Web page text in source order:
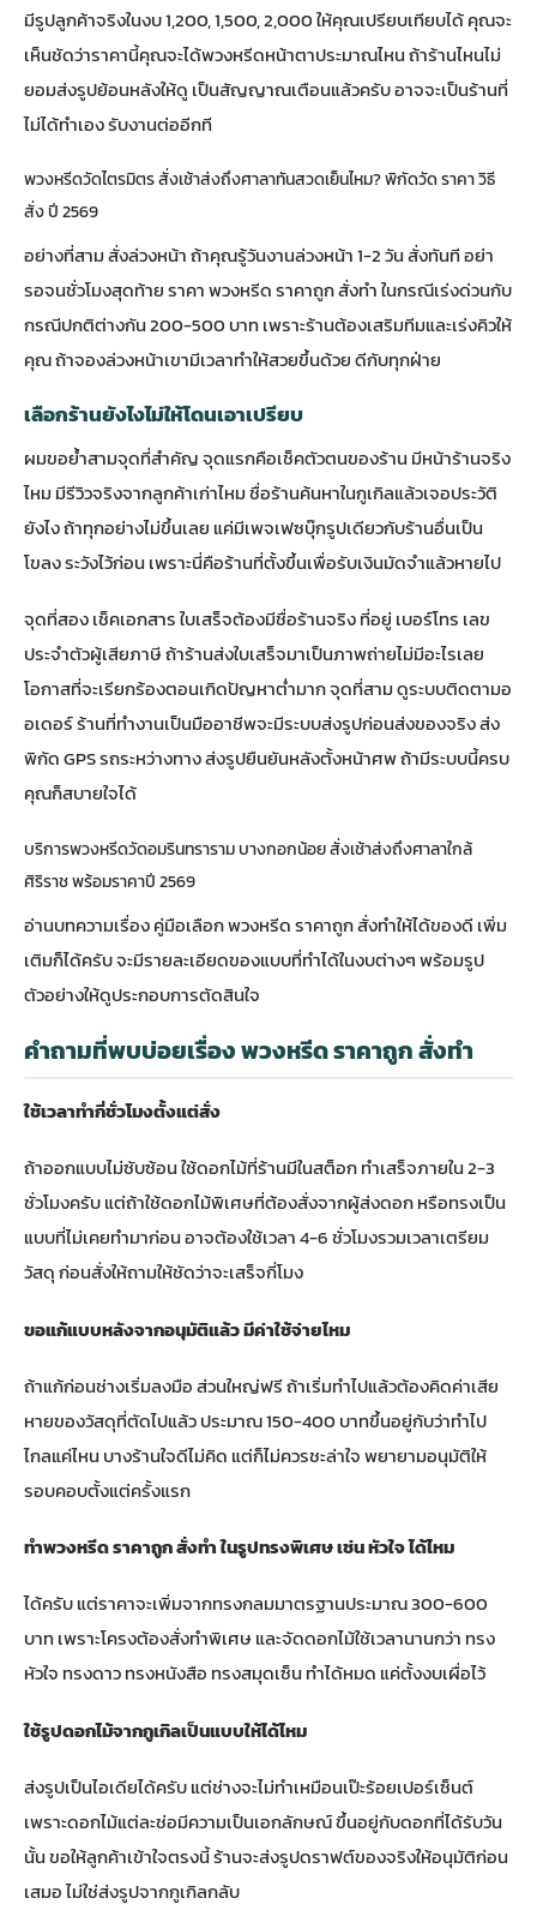
มีรูปลูกค้าจริงในงบ 1,200, 1,500, 2,000 ให้คุณเปรียบเทียบได้ คุณจะ
เห็นชัดว่าราคานี้คุณจะได้พวงหรีดหน้าตาประมาณไหน ถ้าร้านไหนไม่
ยอมส่งรูปย้อนหลังให้ดู เป็นสัญญาณเตือนแล้วครับ อาจจะเป็นร้านที่
ไม่ได้ทำเอง รับงานต่ออีกที
พวงหรีดวัดไตรมิตร สั่งเช้าส่งถึงศาลาทันสวดเย็นไหม? พิกัดวัด ราคา วิธี
สั่ง ปี 2569
อย่างที่สาม สั่งล่วงหน้า ถ้าคุณรู้วันงานล่วงหน้า 1-2 วัน สั่งทันที อย่า
รอจนชั่วโมงสุดท้าย ราคา พวงหรีด ราคาถูก สั่งทำ ในกรณีเร่งด่วนกับ
กรณีปกติต่างกัน 200-500 บาท เพราะร้านต้องเสริมทีมและเร่งคิวให้
คุณ ถ้าจองล่วงหน้าเขามีเวลาทำให้สวยขึ้นด้วย ดีกับทุกฝ่าย
เลือกร้านยังไงไม่ให้โดนเอาเปรียบ
ผมขอย้ำสามจุดที่สำคัญ จุดแรกคือเช็คตัวตนของร้าน มีหน้าร้านจริง
ไหม มีรีวิวจริงจากลูกค้าเก่าไหม ชื่อร้านค้นหาในกูเกิลแล้วเจอประวัติ
ยังไง ถ้าทุกอย่างไม่ขึ้นเลย แค่มีเพจเฟซบุ๊กรูปเดียวกับร้านอื่นเป็น
โขลง ระวังไว้ก่อน เพราะนี่คือร้านที่ตั้งขึ้นเพื่อรับเงินมัดจำแล้วหายไป
จุดที่สอง เช็คเอกสาร ใบเสร็จต้องมีชื่อร้านจริง ที่อยู่ เบอร์โทร เลข
ประจำตัวผู้เสียภาษี ถ้าร้านส่งใบเสร็จมาเป็นภาพถ่ายไม่มีอะไรเลย
โอกาสที่จะเรียกร้องตอนเกิดปัญหาต่ำมาก จุดที่สาม ดูระบบติดตามอ
อเดอร์ ร้านที่ทำงานเป็นมืออาชีพจะมีระบบส่งรูปก่อนส่งของจริง ส่ง
พิกัด GPS รถระหว่างทาง ส่งรูปยืนยันหลังตั้งหน้าศพ ถ้ามีระบบนี้ครบ
คุณก็สบายใจได้
บริการพวงหรีดวัดอมรินทราราม บางกอกน้อย สั่งเช้าส่งถึงศาลาใกล้
ศิริราช พร้อมราคาปี 2569
อ่านบทความเรื่องคู่มือเลือก พวงหรีด ราคาถูก สั่งทำให้ได้ของดี เพิ่ม
เติมก็ได้ครับ จะมีรายละเอียดของแบบที่ทำได้ในงบต่างๆ พร้อมรูป
ตัวอย่างให้ดูประกอบการตัดสินใจ
คำถามที่พบบ่อยเรื่อง พวงหรีด ราคาถูก สั่งทำ
ใช้เวลาทำกี่ชั่วโมงตั้งแต่สั่ง
ถ้าออกแบบไม่ซับซ้อน ใช้ดอกไม้ที่ร้านมีในสต็อก ทำเสร็จภายใน 2-3
ชั่วโมงครับ แต่ถ้าใช้ดอกไม้พิเศษที่ต้องสั่งจากผู้ส่งดอก หรือทรงเป็น
แบบที่ไม่เคยทำมาก่อน อาจต้องใช้เวลา 4-6 ชั่วโมงรวมเวลาเตรียม
วัสดุ ก่อนสั่งให้ถามให้ชัดว่าจะเสร็จกี่โมง
ขอแก้แบบหลังจากอนุมัติแล้ว มีค่าใช้จ่ายไหม
ถ้าแก้ก่อนช่างเริ่มลงมือ ส่วนใหญ่ฟรี ถ้าเริ่มทำไปแล้วต้องคิดค่าเสีย
หายของวัสดุที่ตัดไปแล้ว ประมาณ 150-400 บาทขึ้นอยู่กับว่าทำไป
ไกลแค่ไหน บางร้านใจดีไม่คิด แต่ก็ไม่ควรชะล่าใจ พยายามอนุมัติให้
รอบคอบตั้งแต่ครั้งแรก
ทำพวงหรีด ราคาถูก สั่งทำ ในรูปทรงพิเศษ เช่น หัวใจ ได้ไหม
ได้ครับ แต่ราคาจะเพิ่มจากทรงกลมมาตรฐานประมาณ 300-600
บาท เพราะโครงต้องสั่งทำพิเศษ และจัดดอกไม้ใช้เวลานานกว่า ทรง
หัวใจ ทรงดาว ทรงหนังสือ ทรงสมุดเซ็น ทำได้หมด แค่ตั้งงบเผื่อไว้
ใช้รูปดอกไม้จากกูเกิลเป็นแบบให้ได้ไหม
ส่งรูปเป็นไอเดียได้ครับ แต่ช่างจะไม่ทำเหมือนเป๊ะร้อยเปอร์เซ็นต์
เพราะดอกไม้แต่ละช่อมีความเป็นเอกลักษณ์ ขึ้นอยู่กับดอกที่ได้รับวัน
นั้น ขอให้ลูกค้าเข้าใจตรงนี้ ร้านจะส่งรูปดราฟต์ของจริงให้อนุมัติก่อน
เสมอ ไม่ใช่ส่งรูปจากกูเกิลกลับ